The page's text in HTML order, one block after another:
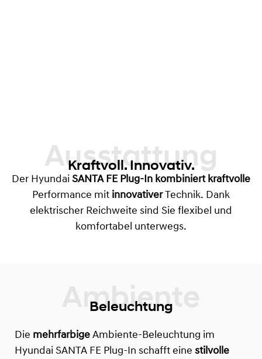
Ausstattung
Kraftvoll. Innovativ.
Der Hyundai SANTA FE Plug-In kombiniert kraftvolle
Performance mit innovativerTechnik. Dank
elektrischer Reichweite sind Sie flexibel und
komfortabel unterwegs.
Beleuchtung
Die mehrfarbige Ambiente-Beleuchtung im
Hyundai SANTA FE Plug-In schafft eine stilvolle